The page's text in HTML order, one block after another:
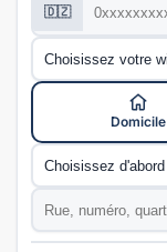
🇩🇿
Wilaya
Mode de livraison
Domicile
Commune
Adresse